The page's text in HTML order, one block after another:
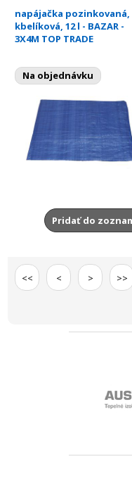
napájačka pozinkovaná,
kbelíková, 12 l - BAZAR -
3X4M TOP TRADE
Na objednávku
Pridať do
<< < > >>